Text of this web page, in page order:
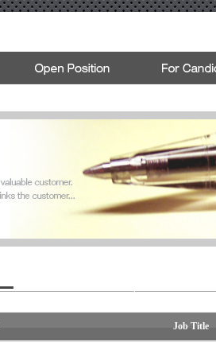
Job Title